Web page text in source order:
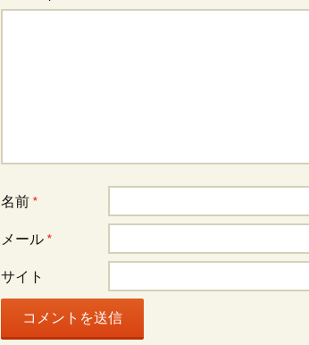
名前 *
メール *
サイト